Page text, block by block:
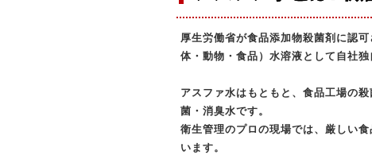
厚生労働省が食品添加物殺菌剤に認
体・動物・食品）水溶液として自社
アスファ水はもともと、食品工場の
菌・消臭水です。
衛生管理のプロの現場では、厳しい
います。